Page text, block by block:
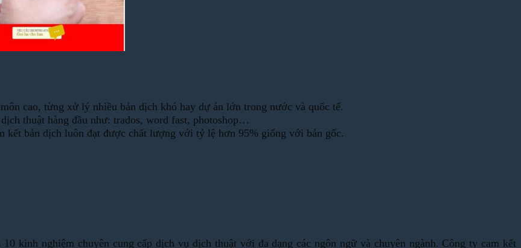
cao, từng xử lý nhiều bản dịch khó hay dự án lớn trong nước và quốc tế.
thuật hàng đầu như: trados, word fast, photoshop…
kết bản dịch luôn đạt được chất lượng với tỷ lệ hơn 95% giống với bản gốc.
kinh nghiệm chuyên cung cấp dịch vụ dịch thuật với đa dạng các ngôn ngữ và chuyên ngành. Công ty cam kết